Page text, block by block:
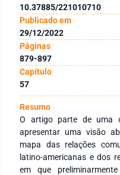
10.37885/221010710
Publicado em
29/12/2022
Páginas
879-897
Capítulo
57
Resumo
O artigo parte de uma
apresentar uma visão
mapa das relações
latino-americanas e dos
em que